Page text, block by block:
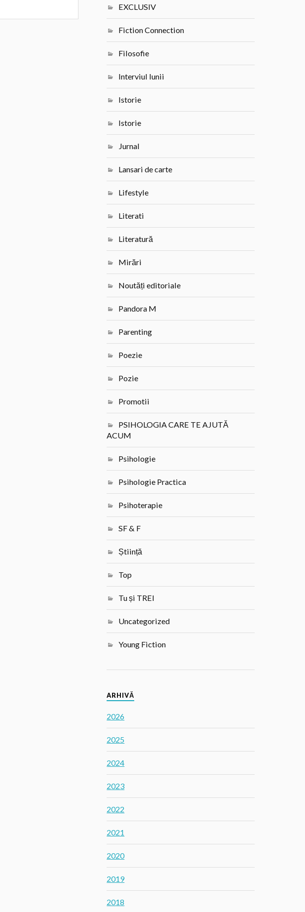
EXCLUSIV
Fiction Connection
Filosofie
Interviul lunii
Istorie
Istorie
Jurnal
Lansari de carte
Lifestyle
Literati
Literatură
Mirări
Noutăți editoriale
Pandora M
Parenting
Poezie
Pozie
Promotii
PSIHOLOGIA CARE TE AJUTĂ
ACUM
Psihologie
Psihologie Practica
Psihoterapie
SF & F
Știință
Top
Tu și TREI
Uncategorized
Young Fiction
ARHIVĂ
2026
2025
2024
2023
2022
2021
2020
2019
2018